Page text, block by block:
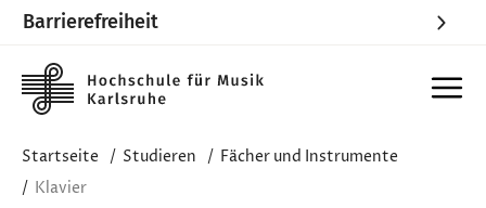
Barrierefreiheit
Startseite Studieren
Fächer und Instrumente
Klavier